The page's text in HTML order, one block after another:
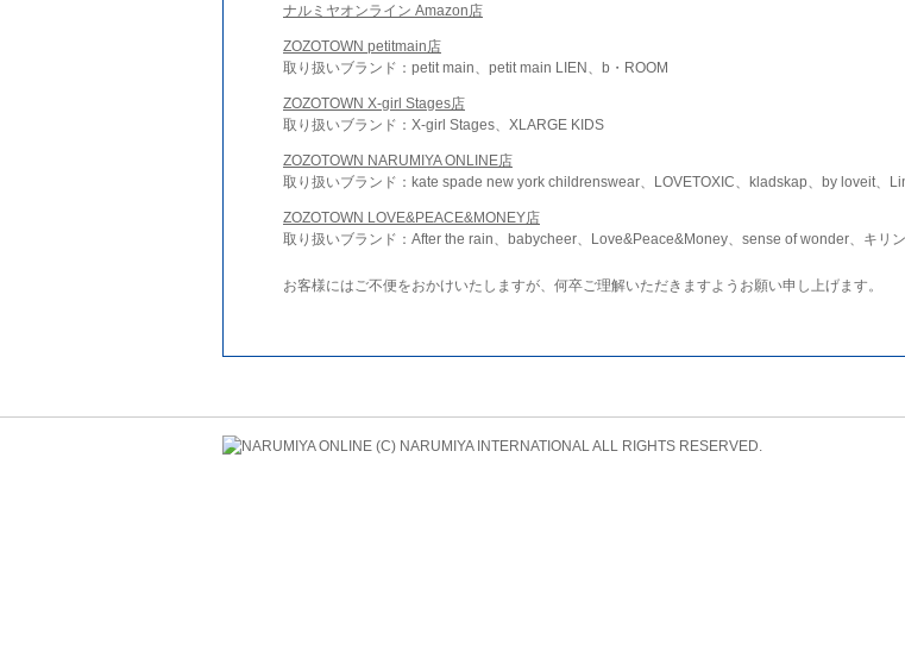
ナルミヤオンライン Amazon店
ZOZOTOWN petitmain店
取り扱いブランド：petit main、petit main LIEN、b・ROOM
ZOZOTOWN X-girl Stages店
取り扱いブランド：X-girl Stages、XLARGE KIDS
ZOZOTOWN NARUMIYA ONLINE店
取り扱いブランド：kate spade new york childrenswear、LOVETOXIC、kladskap、by loveit、
ZOZOTOWN LOVE&PEACE&MONEY店
取り扱いブランド：After the rain、babycheer、Love&Peace&Money、sense of wonder、キリ
お客様にはご不便をおかけいたしますが、何卒ご理解いただきますようお願い申し上げます。